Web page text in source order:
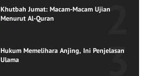
Khutbah Jumat: Macam-Macam Ujian
Menurut Al-Quran
Hukum Memelihara Anjing, Ini Penjelasan
Ulama